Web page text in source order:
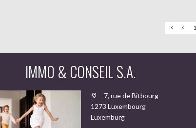
1
IMMO & CONSEIL S.A.
7, rue de Bitbourg
1273 Luxembourg
Luxemburg